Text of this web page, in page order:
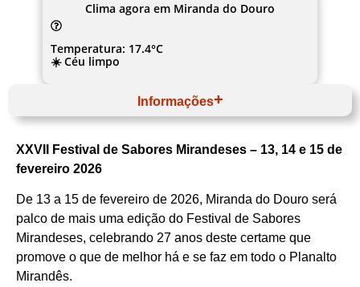
XXVII Festival de Sabores Mirandeses – 13, 14 e 15 de
fevereiro 2026
De 13 a 15 de fevereiro de 2026, Miranda do Douro será
palco de mais uma edição do Festival de Sabores
Mirandeses, celebrando 27 anos deste certame que
promove o que de melhor há e se faz em todo o Planalto
Mirandês.
Clima agora em Miranda do Douro
Temperatura: 17.4°C
☀️ Céu limpo
Informações
Norte
Terras de Trás‑os‑Montes
Município de Miranda do Douro
Carne Tradicional